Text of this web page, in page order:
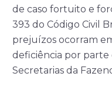
de caso fortuito e
393 do Código Civil
prejuízos ocorram
deficiência por parte
Secretarias da